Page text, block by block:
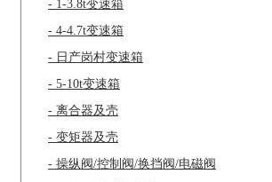
- 1-3.8t变速箱
- 4-4.7t变速箱
- 日产岗村变速箱
- 5-10t变速箱
- 离合器及壳
- 变矩器及壳
- 操纵阀/控制阀/换挡阀/电磁阀